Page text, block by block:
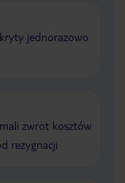
jednorazowo
zwrot kosztów
rezygnacji